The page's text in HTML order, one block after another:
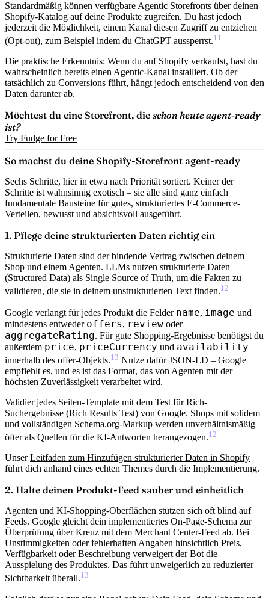
Standardmäßig können verfügbare Agentic Storefronts über deinen
Shopify-Katalog auf deine Produkte zugreifen. Du hast jedoch
jederzeit die Möglichkeit, einem Kanal diesen Zugriff zu entziehen
(Opt-out), zum Beispiel indem du ChatGPT aussperrst.11
Die praktische Erkenntnis: Wenn du auf Shopify verkaufst, hast du
wahrscheinlich bereits einen Agentic-Kanal installiert. Ob der
tatsächlich zu Conversions führt, hängt jedoch entscheidend von den
Daten darunter ab.
Möchtest du eine Storefront, die schon heute agent-ready
ist?
Try Fudge for Free
So machst du deine Shopify-Storefront agent-ready
Sechs Schritte, hier in etwa nach Priorität sortiert. Keiner der
Schritte ist wahnsinnig exotisch – sie alle sind ganz einfach
fundamentale Bausteine für gutes, strukturiertes E-Commerce-
Verteilen, bewusst und absichtsvoll ausgeführt.
1. Pflege deine strukturierten Daten richtig ein
Strukturierte Daten sind der bindende Vertrag zwischen deinem
Shop und einem Agenten. LLMs nutzen strukturierte Daten
(Structured Data) als Single Source of Truth, um die Fakten zu
validieren, die sie in deinem unstrukturierten Text finden.12
Google verlangt für jedes Produkt die Felder name, image und
mindestens entweder offers, review oder
aggregateRating. Für gute Shopping-Ergebnisse benötigst du
außerdem price, priceCurrency und availability
innerhalb des offer-Objekts.13 Nutze dafürJSON-LD – Google
empfiehlt es, und es ist das Format, das von Agenten mit der
höchsten Zuverlässigkeit verarbeitet wird.
Validier jedes Seiten-Template mit dem Test für Rich-
Suchergebnisse (Rich Results Test) von Google. Shops mit solidem
und vollständigen Schema.org-Markup werden unverhältnismäßig
öfter als Quellen für die KI-Antworten herangezogen.12
UnserLeitfaden zum Hinzufügen strukturierter Daten in Shopify
führt dich anhand eines echten Themes durch die Implementierung.
2. Halte deinen Produkt-Feed sauber und einheitlich
Agenten und KI-Shopping-Oberflächen stützen sich oft blind auf
Feeds. Google gleicht dein implementiertes On-Page-Schema zur
Überprüfung über Kreuz mit dem Merchant Center-Feed ab. Bei
Unstimmigkeiten oder fehlerhaften Angaben hinsichtlich Preis,
Verfügbarkeit oder Beschreibung verweigert der Bot die
Ausspielung des Produktes. Das führt unweigerlich zu reduzierter
Sichtbarkeit überall.13